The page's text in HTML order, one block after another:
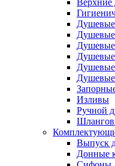
Верхние
Душевые
Душевые
Изливы
Ручной
Выпуск
Донные